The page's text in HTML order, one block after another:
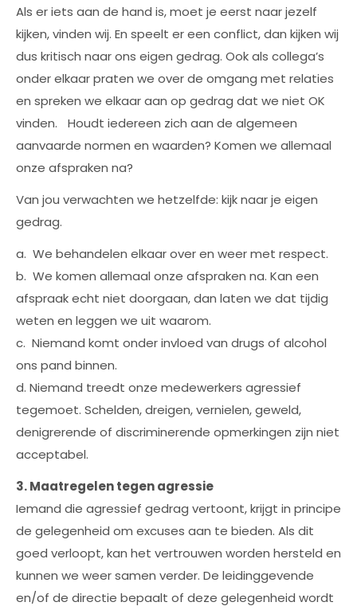
Als er iets aan de hand is, moet je eerst naar jezelf
kijken, vinden wij. En speelt er een conflict, dan kijken wij
dus kritisch naar ons eigen gedrag. Ook als collega’s
onder elkaar praten we over de omgang met relaties
en spreken we elkaar aan op gedrag dat we niet OK
vinden. Houdt iedereen zich aan de algemeen
aanvaarde normen en waarden? Komen we allemaal
onze afspraken na?
Van jou verwachten we hetzelfde: kijk naar je eigen
gedrag.
a. We behandelen elkaar over en weer met respect.
b. We komen allemaal onze afspraken na. Kan een
afspraak echt niet doorgaan, dan laten we dat tijdig
weten en leggen we uit waarom.
c. Niemand komt onder invloed van drugs of alcohol
ons pand binnen.
d. Niemand treedt onze medewerkers agressief
tegemoet. Schelden, dreigen, vernielen, geweld,
denigrerende of discriminerende opmerkingen zijn niet
acceptabel.
3. Maatregelen tegen agressie
Iemand die agressief gedrag vertoont, krijgt in principe
de gelegenheid om excuses aan te bieden. Als dit
goed verloopt, kan het vertrouwen worden hersteld en
kunnen we weer samen verder. De leidinggevende
en/of de directie bepaalt of deze gelegenheid wordt